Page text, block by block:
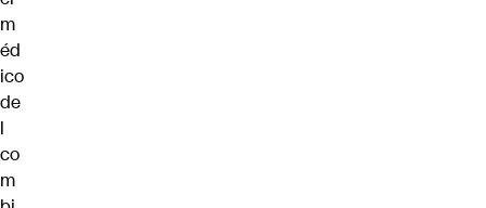
m
éd
ico
de
l
co
m